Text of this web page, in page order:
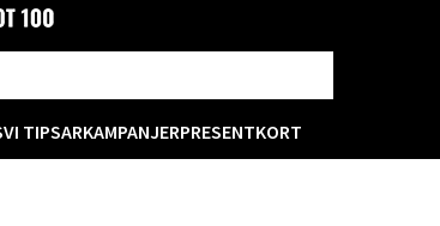
VI TIPSARKAMPANJERPRESENTKORT